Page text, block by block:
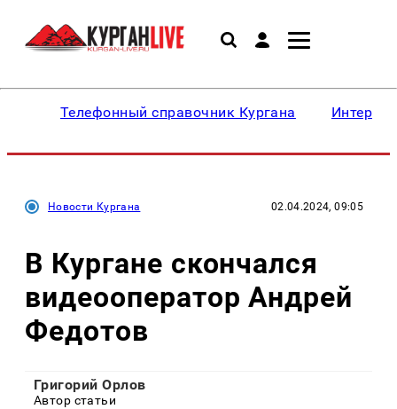
Телефонный справочник Кургана
Новости Кургана 02.04.2024, 09:05
В Кургане скончался
видеооператор Андрей
Федотов
Григорий Орлов
Автор статьи